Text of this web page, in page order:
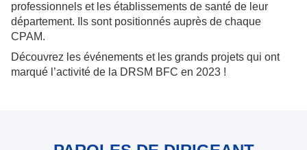
professionnels et les établissements de santé de leur
département. Ils sont positionnés auprès de chaque
CPAM.
Découvrez les événements et les grands projets qui ont
marqué l’activité de la DRSM BFC en 2023 !